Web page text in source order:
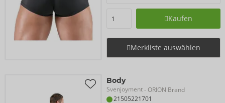
Kaufen
Merkliste auswählen
Body
Svenjoyment- ORION Brand
21505221701